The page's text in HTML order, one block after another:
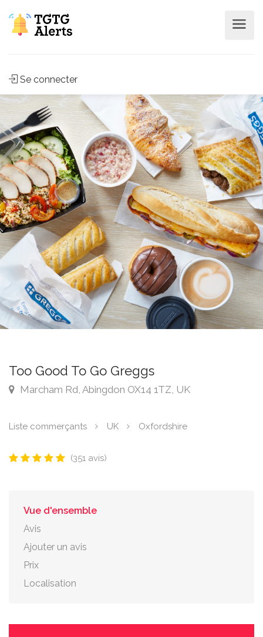
Se connecter
Too Good To Go Greggs
Marcham Rd, Abingdon OX14 1TZ, UK
Liste commerçants UK Oxfordshire
(351 avis)
Vue d'ensemble
Avis
Ajouter un avis
Prix
Localisation